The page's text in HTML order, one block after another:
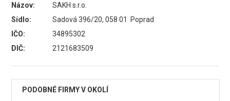
Názov:
SAKH s.r.o.
Sídlo:
Sadová 396/20, 058 01 Poprad
IČO:
34895302
DIČ:
2121683509
PODOBNÉ FIRMY V OKOLÍ